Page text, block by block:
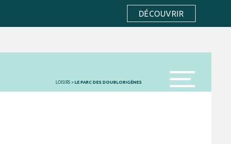
DÉCOUVRIR
LOISIRS > LE PARC DES DOUBLORIGÈNES